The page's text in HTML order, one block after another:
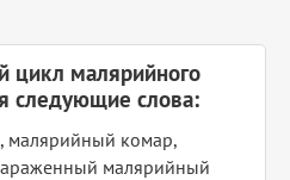
цикл малярийного
следующие слова:
малярийный комар,
малярийный